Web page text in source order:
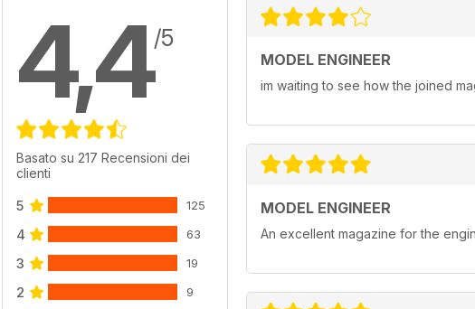
4,4/5
Basato su 217 Recensioni dei
clienti
5 125
4 63
3 19
2 9
MODEL ENGINEER
im waiting to see how the joined
MODEL ENGINEER
An excellent magazine for the